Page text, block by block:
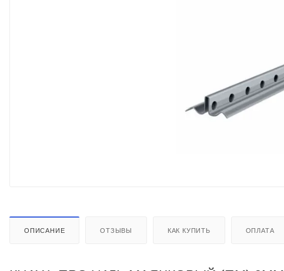
ОПИСАНИЕ ОТЗЫВЫ КАК КУПИТЬ ОПЛАТА